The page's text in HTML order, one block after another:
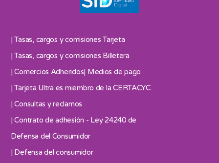
| Tasas, cargos y comisiones Tarjeta
| Tasas, cargos y comisiones Billetera
| Comercios Adheridos| Medios de pago
| Tarjeta Ultra es miembro de la CERTACYC
| Consultas y reclamos
| Contrato de adhesión - Ley 24240 de
Defensa del Consumidor
| Defensa del consumidor